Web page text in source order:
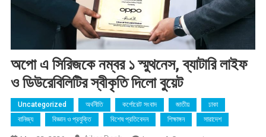
অপো এ সিরিজকে নম্বর ১ স্মুথনেস, ব্যাটারি লাইফ
ও ডিউরেবিলিটির স্বীকৃতি দিলো বুয়েট
Uncategorized অর্থনীতি কর্পোরেট সংবাদ জাতীয়
ঢাকা
বানিজ্য
বিজ্ঞান ও প্রযুক্তি বিশেষ প্রতিবেদন শিক্ষাঙ্গন সারাদেশ